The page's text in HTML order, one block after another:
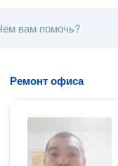
Ремонт офиса